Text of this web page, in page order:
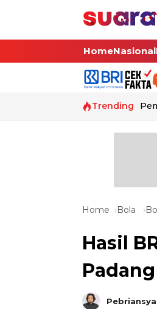
HomeNasional
Trending
Home Bola
Hasil